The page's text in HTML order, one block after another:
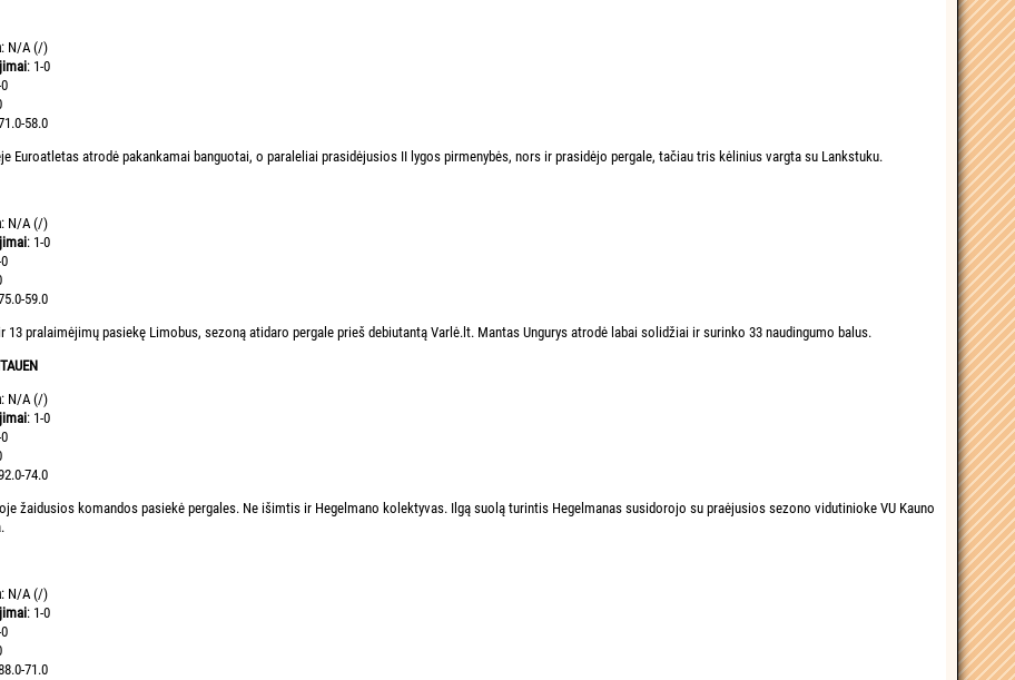
: N/A (/)
: 1-0
58.0
Euroatletas atrodė pakankamai banguotai, o paraleliai prasidėjusios II lygos pirmenybės, nors ir prasidėjo pergale, tačiau tris kėlinius vargta su Lankstuku.
: N/A (/)
: 1-0
59.0
13 pralaimėjimų pasiekę Limobus, sezoną atidaro pergale prieš debiutantą Varlė.lt. Mantas Ungurys atrodė labai solidžiai ir surinko 33 naudingumo balus.
: N/A (/)
: 1-0
74.0
žaidusios komandos pasiekė pergales. Ne išimtis ir Hegelmano kolektyvas. Ilgą suolą turintis Hegelmanas susidorojo su praėjusios sezono vidutinioke VU Kauno
: N/A (/)
: 1-0
71.0